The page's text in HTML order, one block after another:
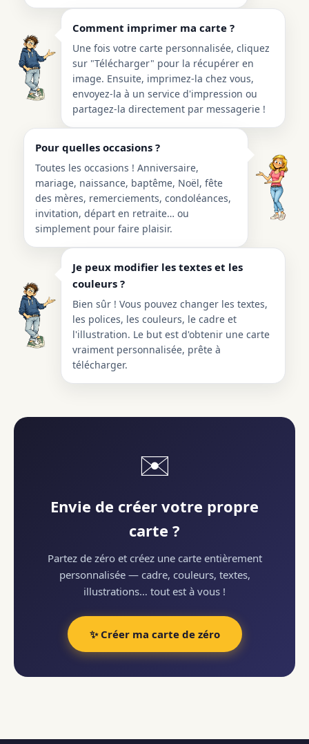
Comment imprimer ma carte ?
Une fois votre carte personnalisée, cliquez
sur "Télécharger" pour la récupérer en
image. Ensuite, imprimez-la chez vous,
envoyez-la à un service d'impression ou
partagez-la directement par messagerie !
Pour quelles occasions ?
Toutes les occasions ! Anniversaire,
mariage, naissance, baptême, Noël, fête
des mères, remerciements, condoléances,
invitation, départ en retraite… ou
simplement pour faire plaisir.
Je peux modifier les textes et les
couleurs ?
Bien sûr ! Vous pouvez changer les textes,
les polices, les couleurs, le cadre et
l'illustration. Le but est d'obtenir une carte
vraiment personnalisée, prête à
télécharger.
✉️
Envie de créer votre propre
carte ?
Partez de zéro et créez une carte entièrement
personnalisée — cadre, couleurs, textes,
illustrations… tout est à vous !
✨ Créer ma carte de zéro